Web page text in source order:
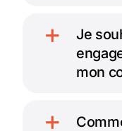
Je
mon